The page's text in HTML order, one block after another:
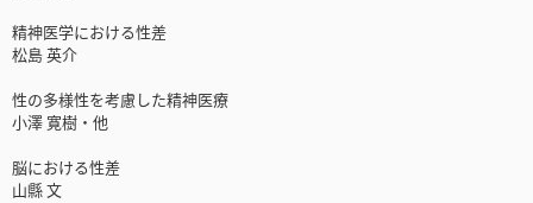
精神医学における性差
松島 英介
性の多様性を考慮した精神医療
小澤 寛樹・他
脳における性差
山縣 文